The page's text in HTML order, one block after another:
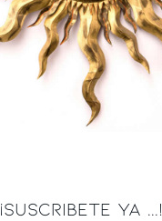
¡SUSCRIBETE YA ...!